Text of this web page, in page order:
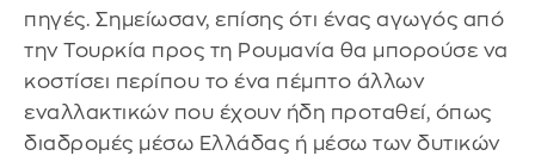
πηγές. Σημείωσαν, επίσης ότι ένας αγωγός από
την Τουρκία προς τη Ρουμανία θα μπορούσε να
κοστίσει περίπου το ένα πέμπτο άλλων
εναλλακτικών που έχουν ήδη προταθεί, όπως
διαδρομές μέσω Ελλάδας ή μέσω των δυτικών